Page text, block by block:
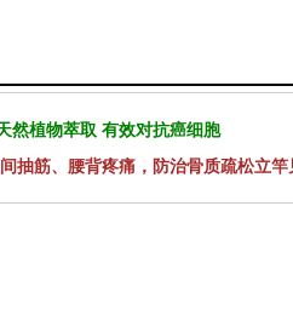
然植物萃取 有效对抗癌细胞
抽筋、腰背疼痛，防治骨质疏松立竿